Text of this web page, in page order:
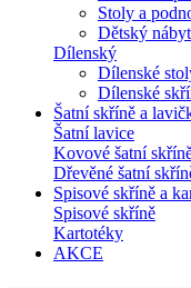
Stoly a
Dětský
Dílenský
Dílenské
Dílenské
Šatní skříně a
Šatní lavice
Kovové šatní
Dřevěné šatní
Spisové skříně a
Spisové skříně
Kartotéky
AKCE